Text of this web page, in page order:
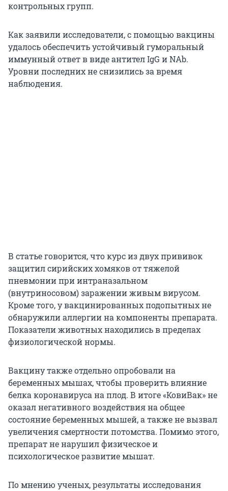
контрольных групп.
Как заявили исследователи, с помощью вакцины
удалось обеспечить устойчивый гуморальный
иммунный ответ в виде антител IgG и NAb.
Уровни последних не снизились за время
наблюдения.
В статье говорится, что курс из двух прививок
защитил сирийских хомяков от тяжелой
пневмонии при интраназальном
(внутриносовом) заражении живым вирусом.
Кроме того, у вакцинированных подопытных не
обнаружили аллергии на компоненты препарата.
Показатели животных находились в пределах
физиологической нормы.
Вакцину также отдельно опробовали на
беременных мышах, чтобы проверить влияние
белка коронавируса на плод. В итоге «КовиВак» не
оказал негативного воздействия на общее
состояние беременных мышей, а также не вызвал
увеличения смертности потомства. Помимо этого,
препарат не нарушил физическое и
психологическое развитие мышат.
По мнению ученых, результаты исследования